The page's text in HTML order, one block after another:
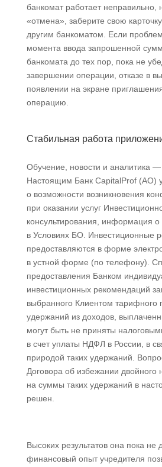
банкомат работает неправильно,
«отмена», заберите свою
другим банкоматом. Если
момента ввода запрошенной
банкомата до тех пор, пока не
завершении операции, отказе в
появлении на экране
операцию.
Стабильная работа
Обучение, новости и аналитика —
Настоящим Банк CapitalProf (АО)
о возможности возникновения
при оказании услуг
консультирования, информация о
в Условиях БО. Инвестиционные
предоставляются в форме
в устной форме (по телефону).
предоставления Банком
инвестиционных рекомендаций
выбранного Клиентом
удержаний из доходов,
могут быть не приняты
в счет уплаты НДФЛ в России, в
природой таких удержаний.
Договора об избежании двойного
на суммы таких удержаний в
решен.
Высоких результатов она пока не
финансовый опыт учредителя